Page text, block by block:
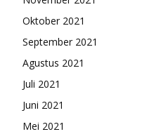
Oktober 2021
September 2021
Agustus 2021
Juli 2021
Juni 2021
Mei 2021